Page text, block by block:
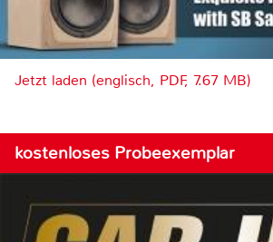
Jetzt laden (englisch, PDF, 7.67 MB)
kostenloses Probeexemplar